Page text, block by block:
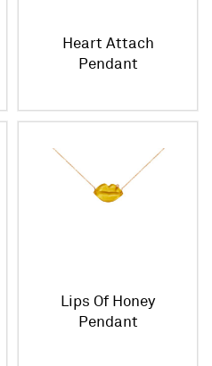
Heart Attach
Pendant
Lips Of Honey
Pendant